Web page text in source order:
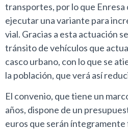
transportes, por lo que
ejecutar una variante para
vial. Gracias a esta actuación
tránsito de vehículos que
casco urbano, con lo que se
la población, que verá así
El convenio, que tiene un
años, dispone de un
euros que serán íntegramente